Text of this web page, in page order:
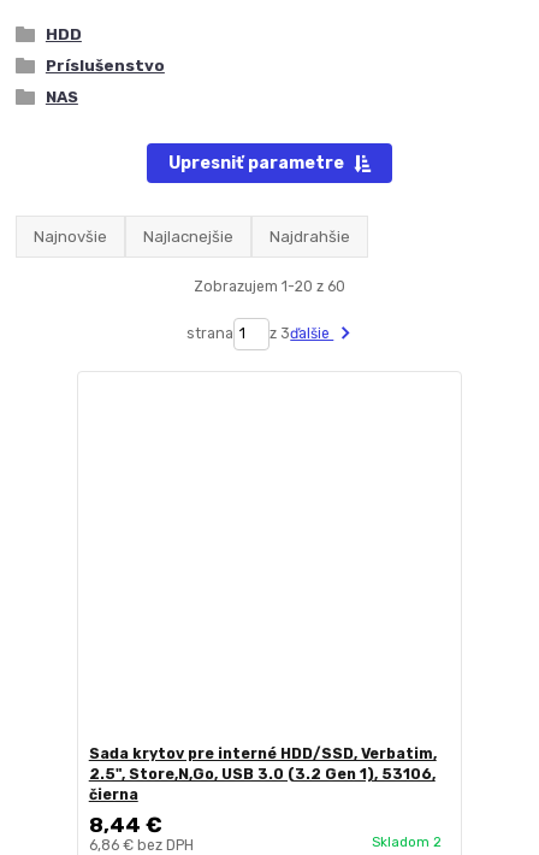
HDD
Príslušenstvo
NAS
Upresniť parametre
Najnovšie Najlacnejšie Najdrahšie
Zobrazujem 1-20 z 60
strana z 3ďalšie
Sada krytov pre interné HDD/SSD, Verbatim,
2.5", Store,N,Go, USB 3.0 (3.2 Gen 1), 53106,
čierna
8,44 €
6,86 € bez DPH Skladom 2